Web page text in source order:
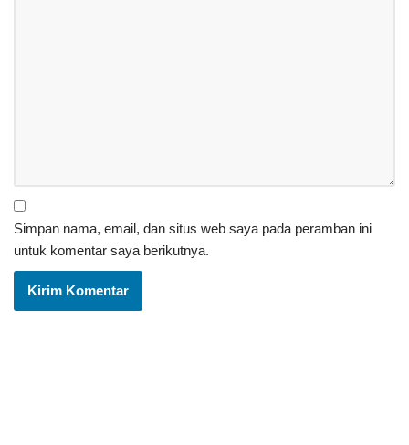
Simpan nama, email, dan situs web saya pada peramban ini
untuk komentar saya berikutnya.